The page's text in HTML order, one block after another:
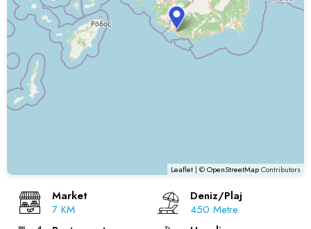
Leaflet | ©OpenStreetMapContributors
Market
7 KM
Deniz/Plaj
450 Metre